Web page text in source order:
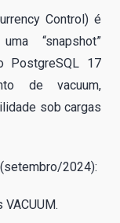
Control) é
“snapshot”
PostgreSQL 17
de vacuum,
sob cargas
2024):